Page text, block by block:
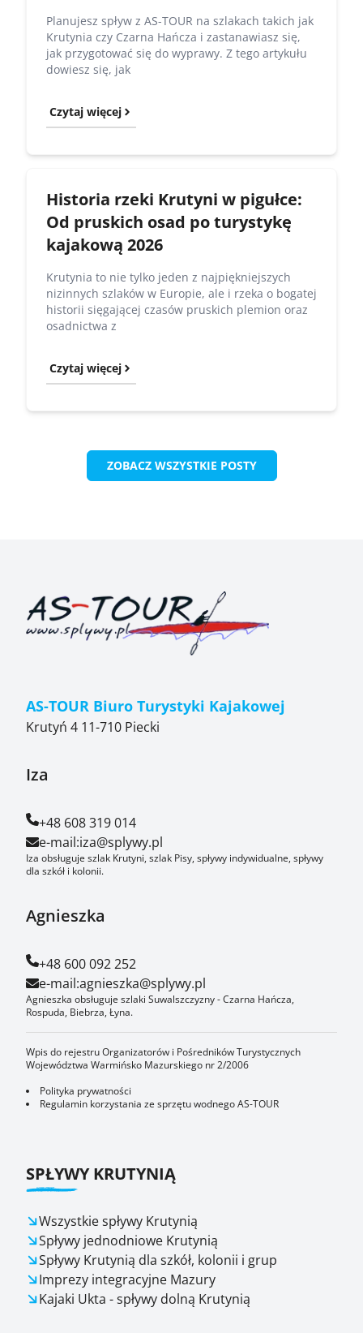
Planujesz spływ z AS-TOUR na szlakach takich jak
Krutynia czy Czarna Hańcza i zastanawiasz się,
jak przygotować się do wyprawy. Z tego artykułu
dowiesz się, jak
Czytaj więcej
Historia rzeki Krutyni w pigułce:
Od pruskich osad po turystykę
kajakową 2026
Krutynia to nie tylko jeden z najpiękniejszych
nizinnych szlaków w Europie, ale i rzeka o bogatej
historii sięgającej czasów pruskich plemion oraz
osadnictwa z
Czytaj więcej
ZOBACZ WSZYSTKIE POSTY
AS-TOUR Biuro Turystyki Kajakowej
Krutyń 4 11-710 Piecki
Iza
+48 608 319 014
e-mail:iza@splywy.pl
Iza obsługuje szlak Krutyni, szlak Pisy, spływy indywidualne, spływy
dla szkół i kolonii.
Agnieszka
+48 600 092 252
e-mail:agnieszka@splywy.pl
Agnieszka obsługuje szlaki Suwalszczyzny - Czarna Hańcza,
Rospuda, Biebrza, Łyna.
Wpis do rejestru Organizatorów i Pośredników Turystycznych
Województwa Warmińsko Mazurskiego nr 2/2006
Polityka prywatności
Regulamin korzystania ze sprzętu wodnego AS-TOUR
SPŁYWY KRUTYNIĄ
Wszystkie spływy Krutynią
Spływy jednodniowe Krutynią
Spływy Krutynią dla szkół, kolonii i grup
Imprezy integracyjne Mazury
Kajaki Ukta - spływy dolną Krutynią